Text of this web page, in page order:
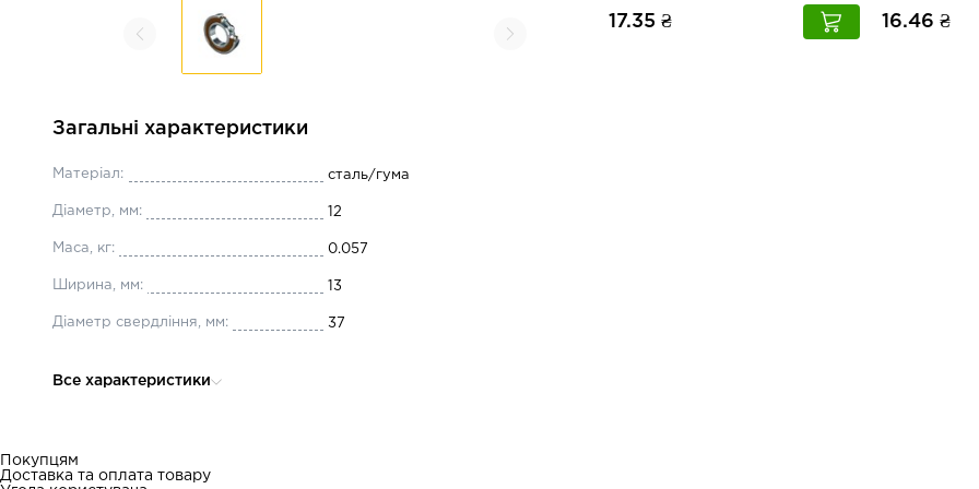
17.35 ₴ 16.46 ₴
Загальні характеристики
Матеріал: сталь/гума
Діаметр, мм: 12
Маса, кг: 0.057
Ширина, мм: 13
Діаметр свердління, мм: 37
Все характеристики
Покупцям
Доставка та оплата товару